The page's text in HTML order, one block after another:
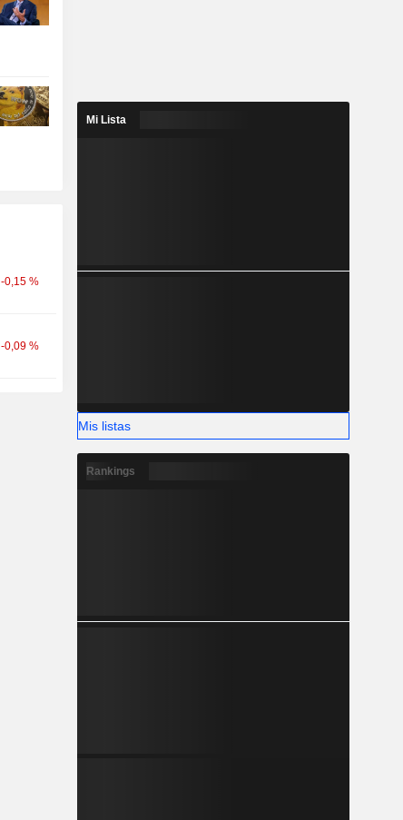
-0,15 %
-0,09 %
Mi Lista
Mis listas
Rankings